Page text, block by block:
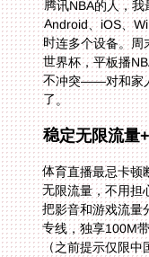
了。
稳定无限流量
体育直播最忌卡顿
无限流量，不用担
把影音和游戏流量
专线，独享100M
（之前提示仅限